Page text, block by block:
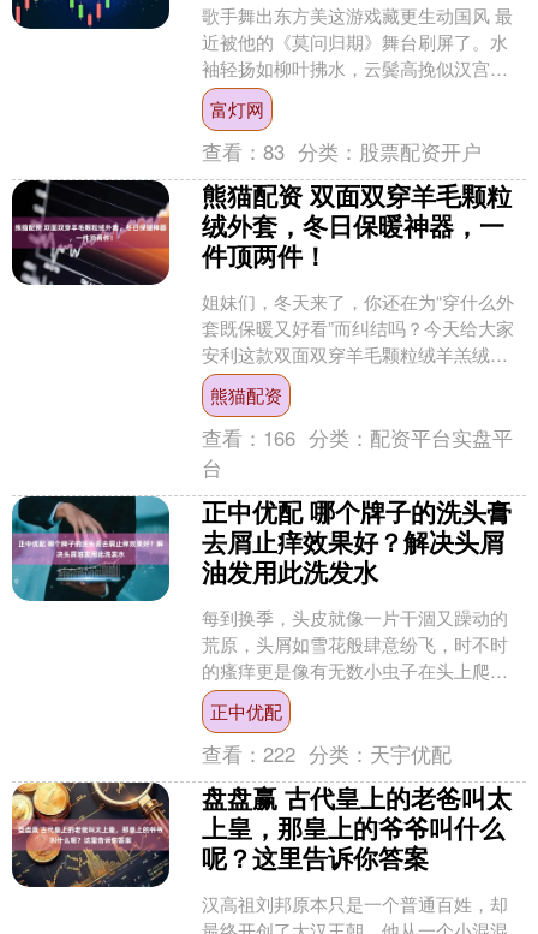
歌手舞出东方美这游戏藏更生动国风 最
近被他的《莫问归期》舞台刷屏了。水
袖轻扬如柳叶拂水，云鬓高挽似汉宫明
月，他在舞台上的每一个转身、每一次
抬眸，都像从《韩熙载夜....
富灯网
查看：83 分类： 股票配资开户
熊猫配资 双面双穿羊毛颗粒
绒外套，冬日保暖神器，一
件顶两件！
姐妹们，冬天来了，你还在为“穿什么外
套既保暖又好看”而纠结吗？今天给大家
安利这款双面双穿羊毛颗粒绒羊羔绒一
体连帽外套，简直是冬日穿搭的“变形金
刚”！一件外套，两....
熊猫配资
查看： 166 分类： 配资平台实盘平
台
正中优配 哪个牌子的洗头膏
去屑止痒效果好？解决头屑
油发用此洗发水
每到换季，头皮就像一片干涸又躁动的
荒原，头屑如雪花般肆意纷飞，时不时
的瘙痒更是像有无数小虫子在头上爬
行，让人忍不住伸手去抓，可越抓越
痒，形象全无。穿深色衣服时，....
正中优配
查看：222 分类： 天宇优配
盘盘赢 古代皇上的老爸叫太
上皇，那皇上的爷爷叫什么
呢？这里告诉你答案
汉高祖刘邦原本只是一个普通百姓，却